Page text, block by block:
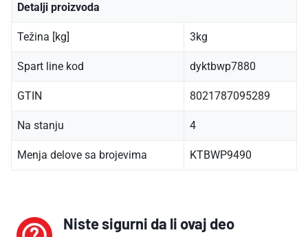
Detalji proizvoda
Težina [kg] 3kg
Spart line kod dyktbwp7880
GTIN 8021787095289
Na stanju 4
Menja delove sa brojevima KTBWP9490
Niste sigurni da li ovaj deo